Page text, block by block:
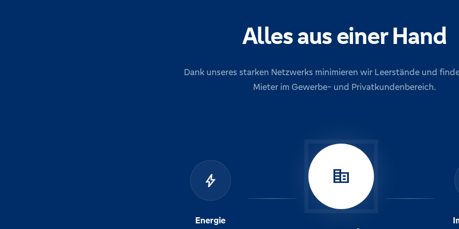
Alles aus einer Hand
Dank unseres starken Netzwerks minimieren wir Leerstände und
Mieter im Gewerbe- und Privatkundenbereich.
bolt
Energie
corporate_fare